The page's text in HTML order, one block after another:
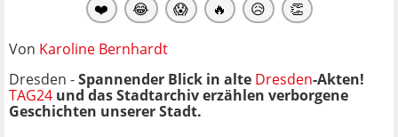
❤️ 😂 😱 🔥 😥 👏
Von Karoline Bernhardt
Dresden -Spannender Blick in alte Dresden-Akten!
TAG24 und das Stadtarchiv erzählen verborgene
Geschichten unserer Stadt.